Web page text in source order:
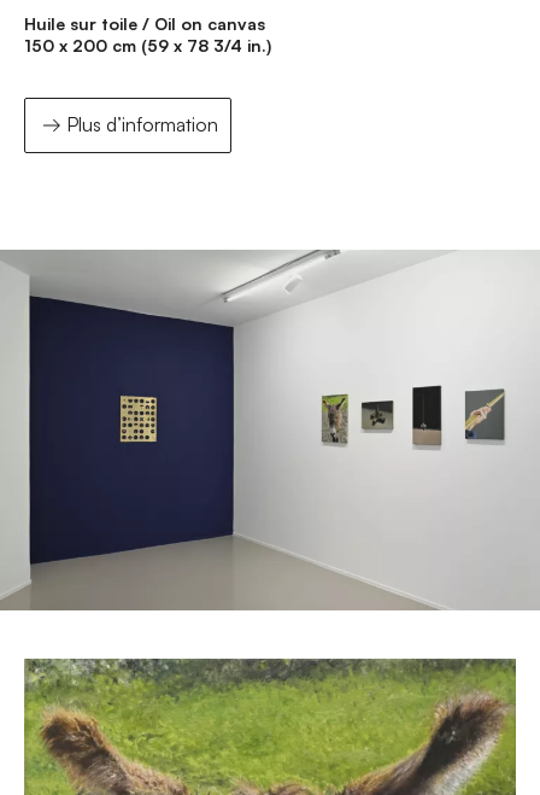
Huile sur toile / Oil on canvas
150 x 200 cm (59 x 78 3/4 in.)
Plus d’information